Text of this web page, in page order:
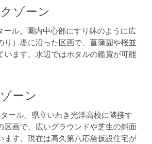
ゾーン
ール。園内中心部にすり鉢のように広
り）堤に沿った区画で、菖蒲園や桜並
います。水辺ではホタルの鑑賞が可能
ーン
ール。県立いわき光洋高校に隣接す
区画で、広いグラウンドや芝生の斜面
ます。現在は高久第八応急仮設住宅が